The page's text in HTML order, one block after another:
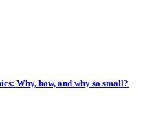
Why, how, and why so small?